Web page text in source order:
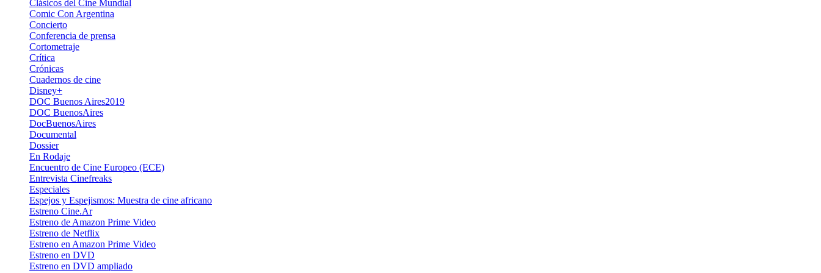
Clásicos del Cine Mundial
Comic Con Argentina
Concierto
Conferencia de prensa
Cortometraje
Crítica
Crónicas
Cuadernos de cine
Disney+
DOC Buenos Aires2019
DOC BuenosAires
DocBuenosAires
Documental
Dossier
En Rodaje
Encuentro de Cine Europeo (ECE)
Entrevista Cinefreaks
Especiales
Espejos y Espejismos: Muestra de cine africano
Estreno Cine.Ar
Estreno de Amazon Prime Video
Estreno de Netflix
Estreno en Amazon Prime Video
Estreno en DVD
Estreno en DVD ampliado